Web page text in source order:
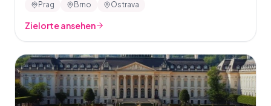
Prag Brno Ostrava
Zielorte ansehen